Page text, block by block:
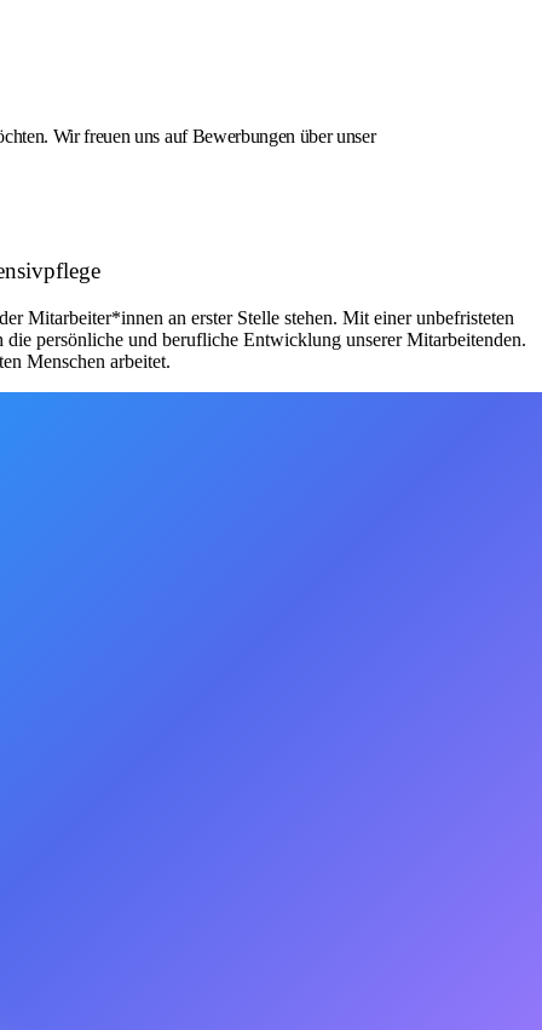
Wir freuen uns auf Bewerbungen über unser
Mitarbeiter*innen an erster Stelle stehen. Mit einer unbefristeten
persönliche und berufliche Entwicklung unserer Mitarbeitenden.
Menschen arbeitet.